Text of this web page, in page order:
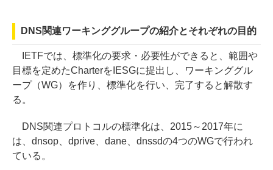
DNS関連ワーキンググループの紹介とそれぞれの目的
IETFでは、標準化の要求・必要性ができると、範囲や
目標を定めたCharterをIESGに提出し、ワーキンググル
ープ（WG）を作り、標準化を行い、完了すると解散す
る。
DNS関連プロトコルの標準化は、2015～2017年に
は、dnsop、dprive、dane、dnssdの4つのWGで行われ
ている。